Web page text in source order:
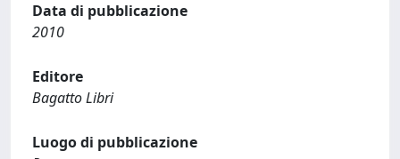
Data di pubblicazione
2010
Editore
Bagatto Libri
Luogo di pubblicazione